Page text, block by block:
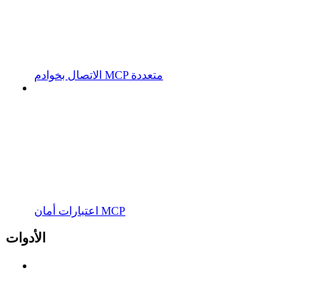
الاتصال بخوادم MCP متعددة
اعتبارات أمان MCP
الأدوات